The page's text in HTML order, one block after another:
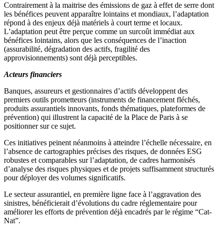
Contrairement à la maitrise des émissions de gaz à effet de serre dont
les bénéfices peuvent apparaître lointains et mondiaux, l’adaptation
répond à des enjeux déjà matériels à court terme et locaux.
L’adaptation peut être perçue comme un surcoût immédiat aux
bénéfices lointains, alors que les conséquences de l’inaction
(assurabilité, dégradation des actifs, fragilité des
approvisionnements) sont déjà perceptibles.
Acteurs financiers
Banques, assureurs et gestionnaires d’actifs développent des
premiers outils prometteurs (instruments de financement fléchés,
produits assurantiels innovants, fonds thématiques, plateformes de
prévention) qui illustrent la capacité de la Place de Paris à se
positionner sur ce sujet.
Ces initiatives peinent néanmoins à atteindre l’échelle nécessaire, en
l’absence de cartographies précises des risques, de données ESG
robustes et comparables sur l’adaptation, de cadres harmonisés
d’analyse des risques physiques et de projets suffisamment structurés
pour déployer des volumes significatifs.
Le secteur assurantiel, en première ligne face à l’aggravation des
sinistres, bénéficierait d’évolutions du cadre réglementaire pour
améliorer les efforts de prévention déjà encadrés par le régime “Cat-
Nat”.